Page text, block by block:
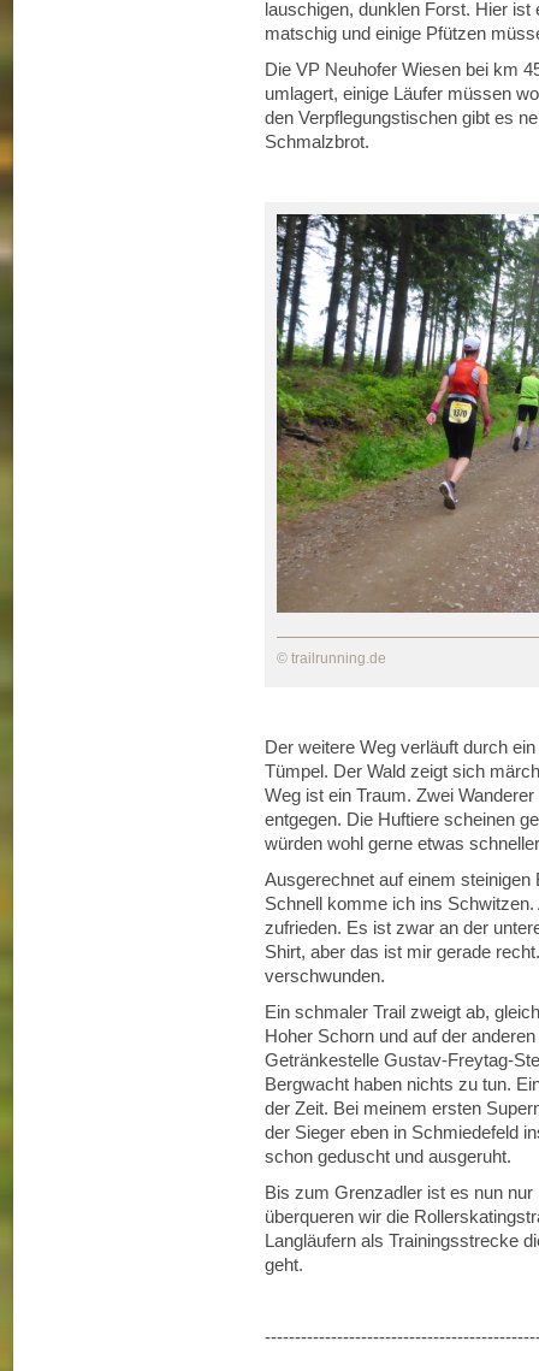
lauschigen, dunklen Forst. Hier
matschig und einige Pfützen
Die VP Neuhofer Wiesen bei km
umlagert, einige Läufer müssen
den Verpflegungstischen gibt es
Schmalzbrot.
© trailrunning.de
Der weitere Weg verläuft durch
Tümpel. Der Wald zeigt sich
Weg ist ein Traum. Zwei
entgegen. Die Huftiere scheinen
würden wohl gerne etwas
Ausgerechnet auf einem
Schnell komme ich ins
zufrieden. Es ist zwar an der
Shirt, aber das ist mir gerade
verschwunden.
Ein schmaler Trail zweigt ab,
Hoher Schorn und auf der
Getränkestelle Gustav-Freytag-
Bergwacht haben nichts zu tun.
der Zeit. Bei meinem ersten
der Sieger eben in Schmiedefeld
schon geduscht und ausgeruht.
Bis zum Grenzadler ist es nun
überqueren wir die
Langläufern als Trainingsstrecke
geht.